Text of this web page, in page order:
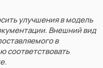
улучшения в модель
Внешний вид
в
соответствовать